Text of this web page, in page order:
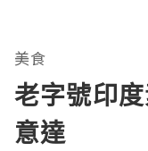
美食
老字號印
意達